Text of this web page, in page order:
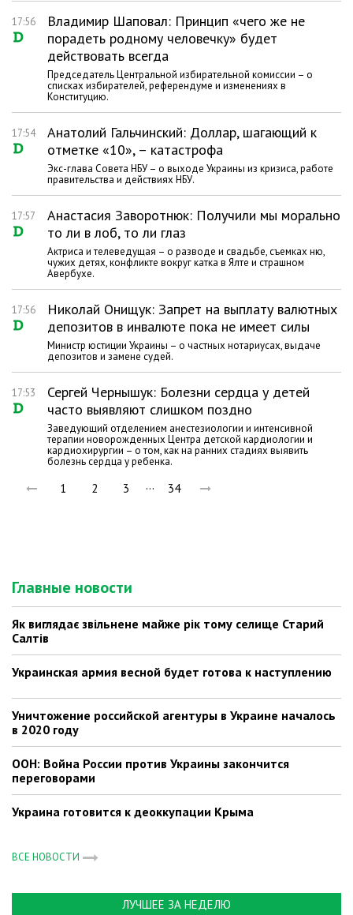
17:56
Владимир Шаповал: Принцип «чего же не
порадеть родному человечку» будет
действовать всегда
Председатель Центральной избирательной комиссии – о
списках избирателей, референдуме и изменениях в
Конституцию.
17:54
Анатолий Гальчинский: Доллар, шагающий к
отметке «10», – катастрофа
Экс-глава Совета НБУ – о выходе Украины из кризиса, работе
правительства и действиях НБУ.
17:57
Анастасия Заворотнюк: Получили мы морально
то ли в лоб, то ли глаз
Актриса и телеведущая – о разводе и свадьбе, съемках ню,
чужих детях, конфликте вокруг катка в Ялте и страшном
Авербухе.
17:56
Николай Онищук: Запрет на выплату валютных
депозитов в инвалюте пока не имеет силы
Министр юстиции Украины – о частных нотариусах, выдаче
депозитов и замене судей.
17:53
Сергей Чернышук: Болезни сердца у детей
часто выявляют слишком поздно
Заведующий отделением анестезиологии и интенсивной
терапии новорожденных Центра детской кардиологии и
кардиохирургии – о том, как на ранних стадиях выявить
болезнь сердца у ребенка.
1 2 3 … 34
Главные новости
Як виглядає звільнене майже рік тому селище Старий
Салтів
Украинская армия весной будет готова к наступлению
Уничтожение российской агентуры в Украине началось
в 2020 году
ООН: Война России против Украины закончится
переговорами
Украина готовится к деоккупации Крыма
ВСЕ НОВОСТИ
ЛУЧШЕЕ ЗА НЕДЕЛЮ